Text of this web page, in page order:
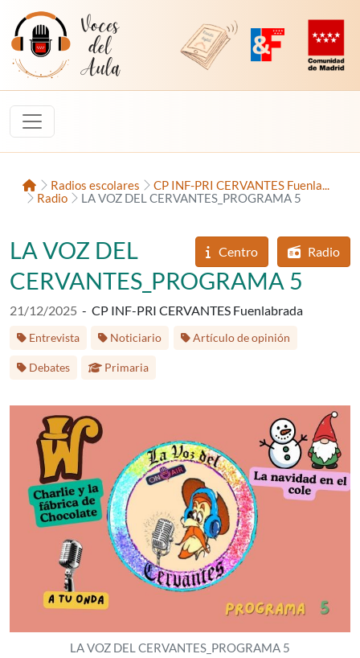
Saltar al contenido
Voces del Aula
Revista Digital de EducaMadrid
Plataforma de
InicioRadios escolares
CP INF-PRI CERVANTES Fuenla...
Radio
LA VOZ DEL CERVANTES_PROGRAMA 5
Centro Radio
LA VOZ DEL
CERVANTES_PROGRAMA 5
Fecha de publicación:
21/12/2025 - CP INF-PRI CERVANTES Fuenlabrada
Etiquetas:
Entrevista Noticiario Artículo de opinión
Debates Primaria
LA VOZ DEL CERVANTES_PROGRAMA 5